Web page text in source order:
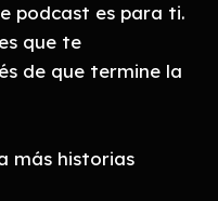
podcast es para ti.
que te
de que termine la
más historias